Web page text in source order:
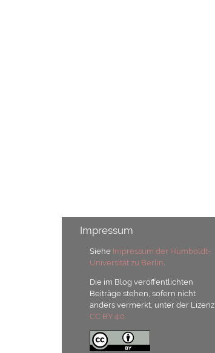
Impressum
Siehe Impressum der Humboldt-
Universität zu Berlin
Die im Blog veröffentlichten
Beiträge stehen, sofern nicht
anders vermerkt, unter der Lizenz
CC BY 4.0.